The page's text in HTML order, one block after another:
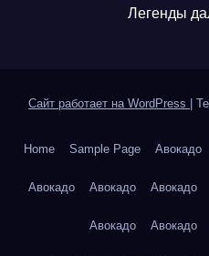
Легенды
Сайт работает на WordPress
Home Sample Page Авокадо
Авокадо Авокадо Авокадо
Авокадо Авокадо